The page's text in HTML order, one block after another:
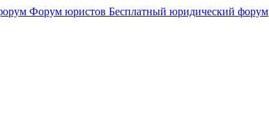
Форум юристов Бесплатный юридический форум